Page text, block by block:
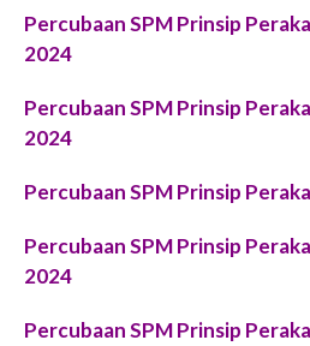
Percubaan SPM Prinsip
2024
Percubaan SPM Prinsip
2024
Percubaan SPM Prinsip
Percubaan SPM Prinsip
2024
Percubaan SPM Prinsip